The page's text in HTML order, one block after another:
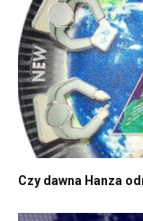
Czy dawna Hanza